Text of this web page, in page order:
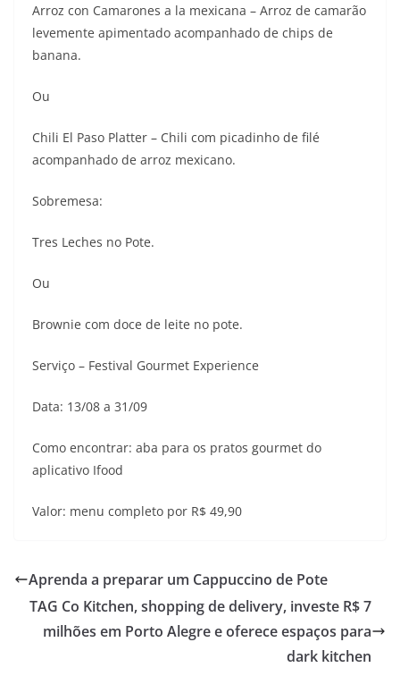
Arroz con Camarones a la mexicana – Arroz de camarão
levemente apimentado acompanhado de chips de
banana.
Ou
Chili El Paso Platter – Chili com picadinho de filé
acompanhado de arroz mexicano.
Sobremesa:
Tres Leches no Pote.
Ou
Brownie com doce de leite no pote.
Serviço – Festival Gourmet Experience
Data: 13/08 a 31/09
Como encontrar: aba para os pratos gourmet do
aplicativo Ifood
Valor: menu completo por R$ 49,90
Aprenda a preparar um Cappuccino de Pote
TAG Co Kitchen, shopping de delivery, investe R$ 7
milhões em Porto Alegre e oferece espaços para
dark kitchen